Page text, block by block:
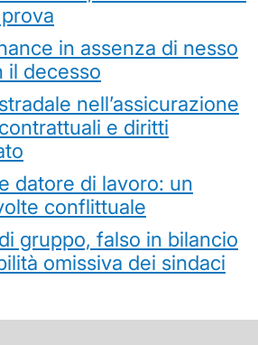
in assenza di nesso
il decesso
nell’assicurazione
e diritti
datore di lavoro: un
conflittuale
gruppo, falso in bilancio
omissiva dei sindaci